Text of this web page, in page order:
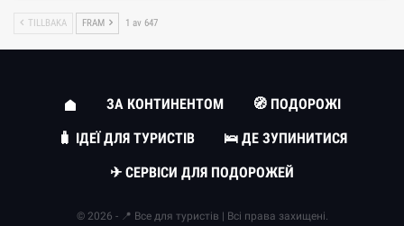
TILLBAKA FRAM 1 av 647
ЗА КОНТИНЕНТОМ
🧭 ПОДОРОЖІ
🧳 ІДЕЇ ДЛЯ ТУРИСТІВ
🛌 ДЕ ЗУПИНИТИСЯ
✈ СЕРВІСИ ДЛЯ ПОДОРОЖЕЙ
© 2026 - 📍 Все для туристів | Всі права захищені.